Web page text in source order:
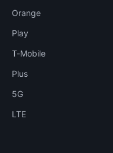
Orange
Play
T-Mobile
Plus
5G
LTE